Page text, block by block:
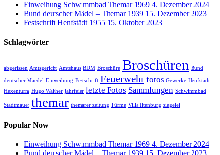
Einweihung Schwimmbad Themar 1969 4. Dezember 2024
Bund deutscher Mädel – Themar 1939 15. Dezember 2023
Festschrift Henfstädt 1955 15. Oktober 2023
Schlagwörter
abgerissen Amtsgericht Amtshaus BDM Broschüre Broschüren Bund
deutscher Maedel Einweihung Festschrift Feuerwehr fotos Gewerke Henfstädt
Hexenturm Hugo Walther jahrfeier letzte Fotos Sammlungen Schwimmbad
Stadtmauer themar themarer zeitung Türme Villa Iltenburg ziegelei
Popular Now
Einweihung Schwimmbad Themar 1969 4. Dezember 2024
Bund deutscher Mädel – Themar 1939 15. Dezember 2023